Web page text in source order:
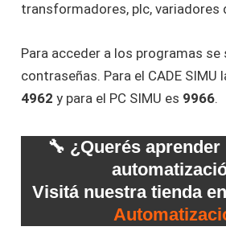
transformadores, plc, variadores
Para acceder a los programas se
contraseñas. Para el CADE SIMU
4962y para el PC SIMU es 9966.
🔧 ¿Querés
Visitá nuestra tienda